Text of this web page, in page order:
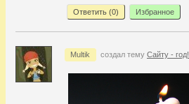
Ответить (0) Избранное
Multik создал тему Сайту - год!